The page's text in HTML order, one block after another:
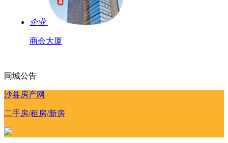
企业
商会大厦
同城公告
沙县房产网
二手房/租房/新房